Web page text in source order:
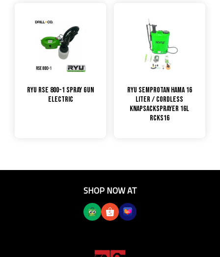
RYU RSE 800-1 Spray Gun
Electric
RYU Semprotan Hama 16
liter / Cordless
Knapsacksprayer 16L
RCKS16
SHOP NOW AT